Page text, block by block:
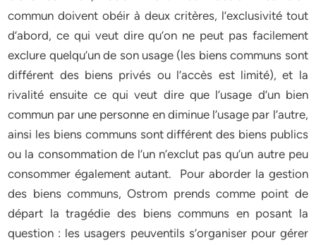
commun doivent obéir à deux critères, l’exclusivité tout
d’abord, ce qui veut dire qu’on ne peut pas facilement
exclure quelqu’un de son usage (les biens communs sont
différent des biens privés ou l’accès est limité), et la
rivalité ensuite ce qui veut dire que l’usage d’un bien
commun par une personne en diminue l’usage par l’autre,
ainsi les biens communs sont différent des biens publics
ou la consommation de l’un n’exclut pas qu’un autre peu
consommer également autant. Pour aborder la gestion
des biens communs, Ostrom prends comme point de
départ la tragédie des biens communs en posant la
question : les usagers peuventils s’organiser pour gérer